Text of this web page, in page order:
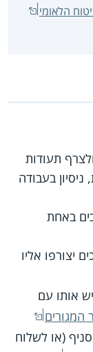
הלאומי
תעודות
בעבודה
באחת
יצורפו אליו
אותו עם
המגורים
(או לשלוח